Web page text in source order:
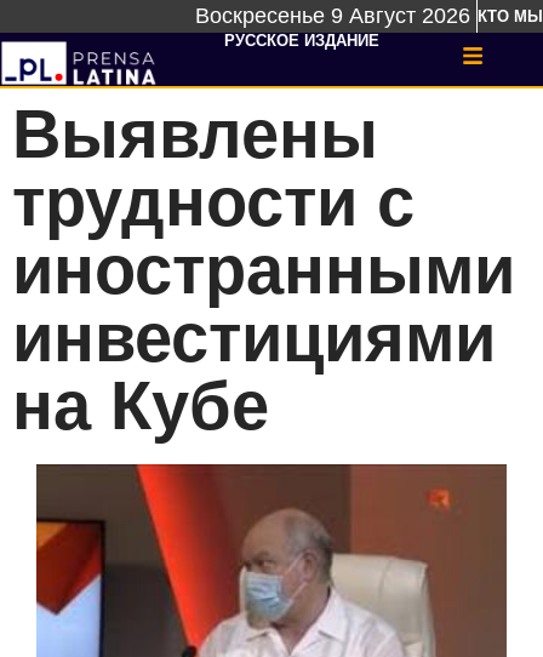
Воскресенье 9 Август 2026 КТО МЫ
РУССКОЕ ИЗДАНИЕ
Выявлены
трудности с
иностранными
инвестициями
на Кубе